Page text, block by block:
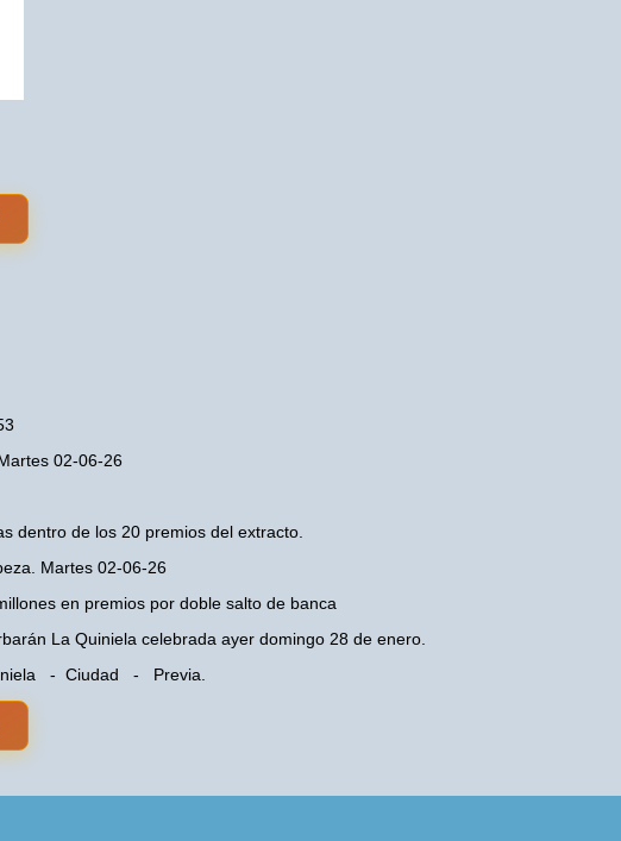
02-06-26
dentro de los 20 premios del extracto.
Martes 02-06-26
en premios por doble salto de banca
La Quiniela celebrada ayer domingo 28 de enero.
- Ciudad - Previa.